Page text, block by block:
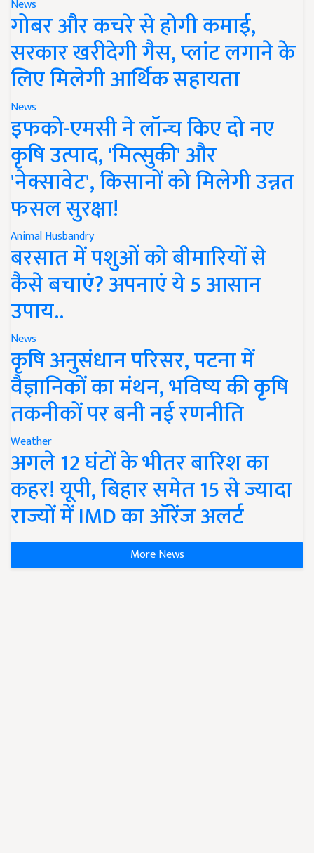
News
गोबर और कचरे से होगी कमाई,
सरकार खरीदेगी गैस, प्लांट लगाने के
लिए मिलेगी आर्थिक सहायता
News
इफको-एमसी ने लॉन्च किए दो नए
कृषि उत्पाद, 'मित्सुकी' और
'नेक्सावेट', किसानों को मिलेगी उन्नत
फसल सुरक्षा!
Animal Husbandry
बरसात में पशुओं को बीमारियों से
कैसे बचाएं? अपनाएं ये 5 आसान
उपाय..
News
कृषि अनुसंधान परिसर, पटना में
वैज्ञानिकों का मंथन, भविष्य की कृषि
तकनीकों पर बनी नई रणनीति
Weather
अगले 12 घंटों के भीतर बारिश का
कहर! यूपी, बिहार समेत 15 से ज्यादा
राज्यों में IMD का ऑरेंज अलर्ट
More News